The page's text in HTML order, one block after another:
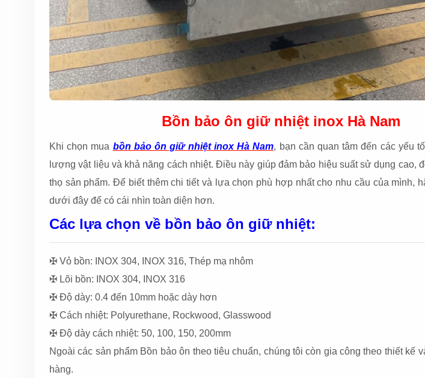
Bồn bảo ôn giữ nhiệt inox Hà Nam
Khi chọn mua bồn bảo ôn giữ nhiệt inox Hà Nam, bạn cần quan tâm đến các yếu
lượng vật liệu và khả năng cách nhiệt. Điều này giúp đảm bảo hiệu suất sử dụng cao,
thọ sản phẩm. Để biết thêm chi tiết và lựa chọn phù hợp nhất cho nhu cầu của mình,
dưới đây để có cái nhìn toàn diện hơn.
Các lựa chọn về bồn bảo ôn giữ nhiệt:
✠ Vỏ bồn: INOX 304, INOX 316, Thép mạ nhôm
✠ Lõi bồn: INOX 304, INOX 316
✠ Độ dày: 0.4 đến 10mm hoặc dày hơn
✠ Cách nhiệt: Polyurethane, Rockwood, Glasswood
✠ Độ dày cách nhiệt: 50, 100, 150, 200mm
Ngoài các sản phẩm Bồn bảo ôn theo tiêu chuẩn, chúng tôi còn gia công theo thiết kế
hàng.